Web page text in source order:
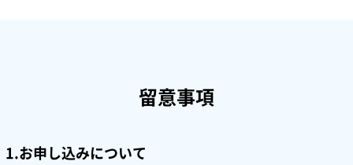
留意事項
1.お申し込みについて